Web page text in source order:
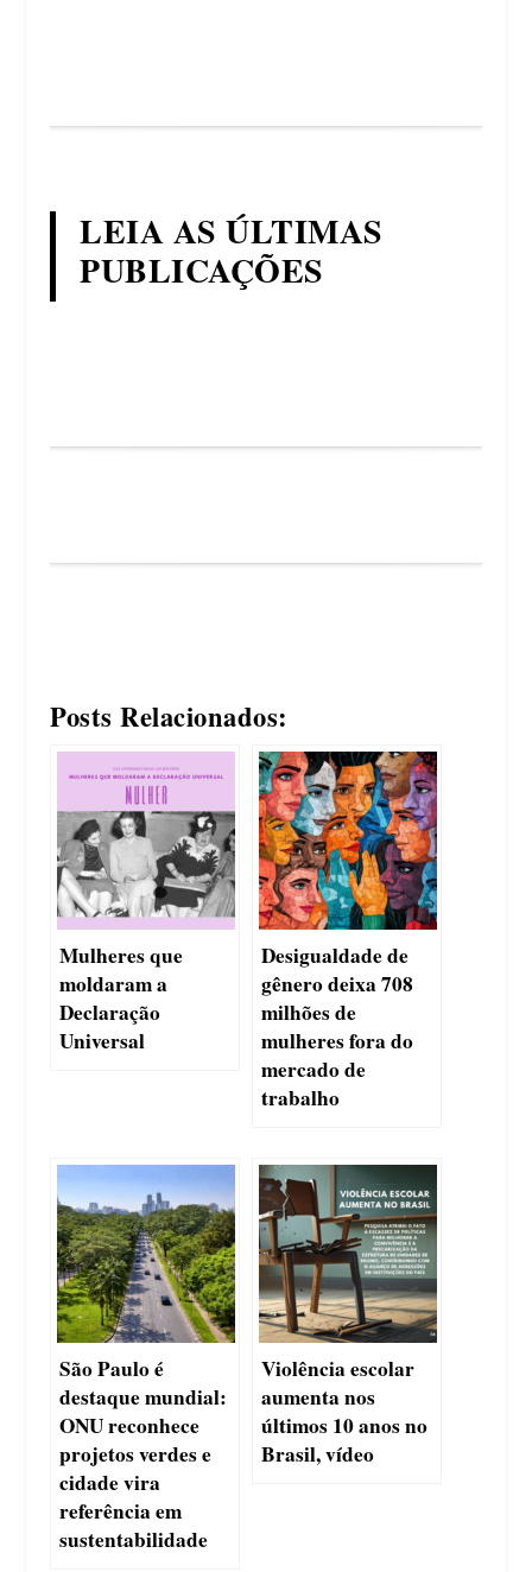
LEIA AS ÚLTIMAS
PUBLICAÇÕES
Posts Relacionados:
Mulheres que
moldaram a
Declaração
Universal
Desigualdade de
gênero deixa 708
milhões de
mulheres fora do
mercado de
trabalho
São Paulo é
destaque mundial:
ONU reconhece
projetos verdes e
cidade vira
referência em
sustentabilidade
Violência escolar
aumenta nos
últimos 10 anos no
Brasil, vídeo